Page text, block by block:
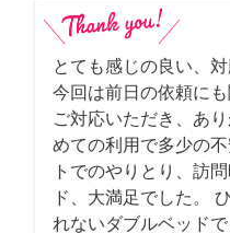
とても感じの良い、
今回は前日の依頼に
ご対応いただき、あ
めての利用で多少の
トでのやりとり、訪
ド、大満足でした。
れないダブルベッド